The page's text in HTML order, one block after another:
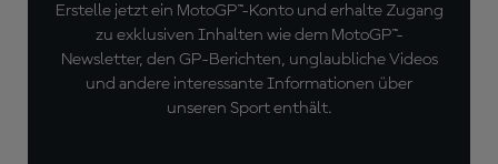
Erstelle jetzt ein MotoGP™-Konto und erhalte Zugang
zu exklusiven Inhalten wie dem MotoGP™-
Newsletter, den GP-Berichten, unglaubliche Videos
und andere interessante Informationen über
unseren Sport enthält.